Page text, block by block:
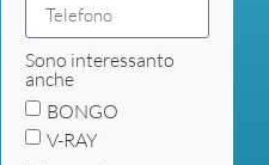
Sono interessanto
anche
BONGO
V-RAY